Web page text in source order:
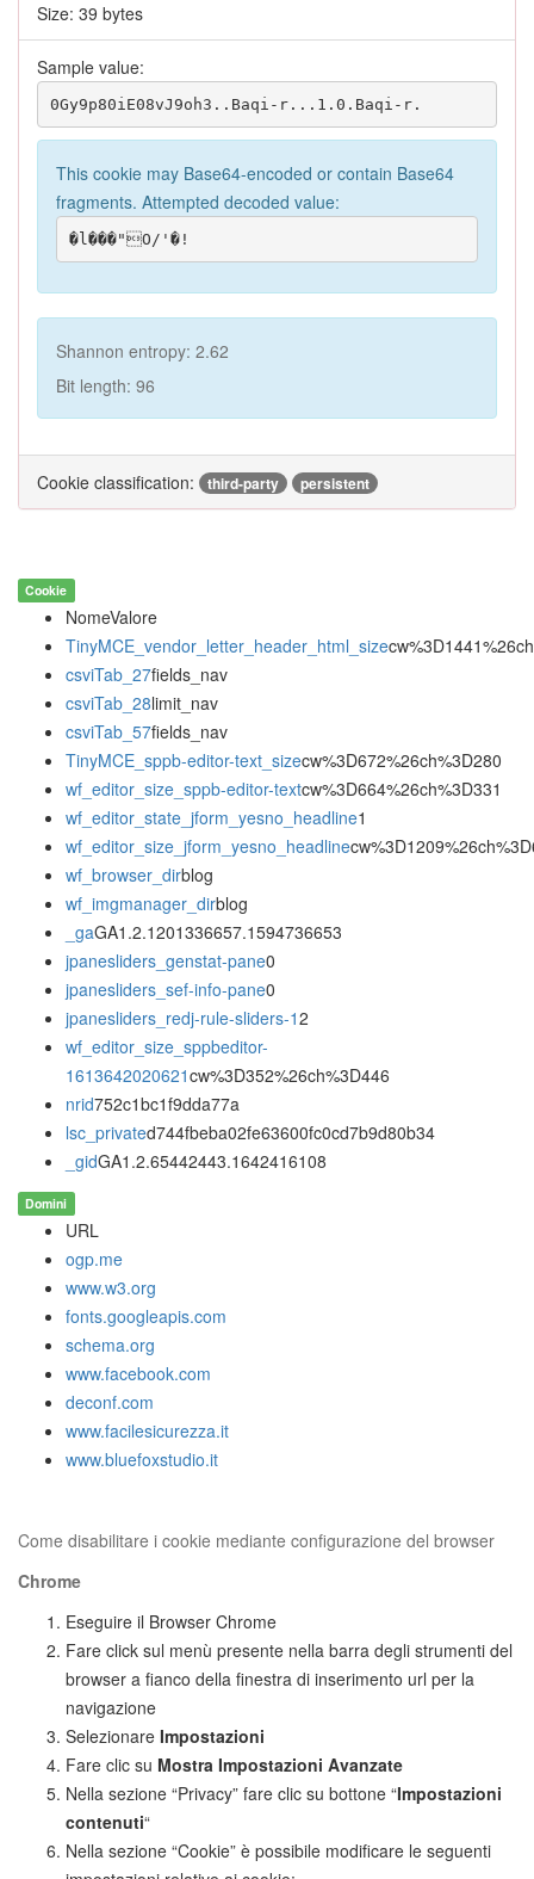
Size: 39 bytes
Sample value:
0Gy9p80iE08vJ9oh3..Baqi-r...1.0.Baqi-r.
This cookie may Base64-encoded or contain Base64
fragments. Attempted decoded value:
�l���"O/'�!
Shannon entropy: 2.62
Bit length: 96
Cookie classification: third-party persistent
Cookie
NomeValore
TinyMCE_vendor_letter_header_html_size
csviTab_27fields_nav
csviTab_28limit_nav
csviTab_57fields_nav
TinyMCE_sppb-editor-text_sizecw%3D672%26ch%3D280
wf_editor_size_sppb-editor-textcw%3D664%26ch%3D331
wf_editor_state_jform_yesno_headline1
wf_editor_size_jform_yesno_headline
wf_browser_dirblog
wf_imgmanager_dirblog
_gaGA1.2.1201336657.1594736653
jpanesliders_genstat-pane0
jpanesliders_sef-info-pane0
jpanesliders_redj-rule-sliders-12
wf_editor_size_sppbeditor-
1613642020621cw%3D352%26ch%3D446
nrid752c1bc1f9dda77a
lsc_privated744fbeba02fe63600fc0cd7b9d80b34
_gidGA1.2.65442443.1642416108
Domini
URL
ogp.me
www.w3.org
fonts.googleapis.com
schema.org
www.facebook.com
deconf.com
www.facilesicurezza.it
www.bluefoxstudio.it
Come disabilitare i cookie mediante configurazione del browser
Chrome
Eseguire il Browser Chrome
Fare click sul menù presente nella barra degli strumenti del
browser a fianco della finestra di inserimento url per la
navigazione
Selezionare Impostazioni
Fare clic su Mostra Impostazioni Avanzate
Nella sezione “Privacy” fare clic su bottone “Impostazioni
contenuti“
Nella sezione “Cookie” è possibile modificare le seguenti